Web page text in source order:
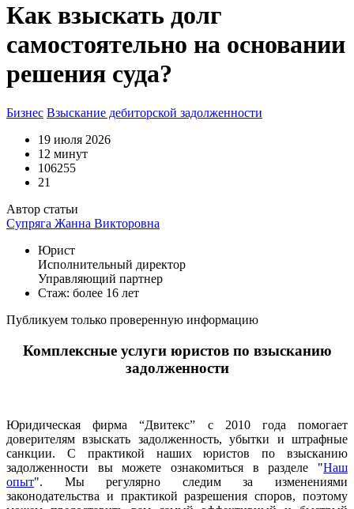
Как взыскать долг
самостоятельно на основании
решения суда?
Бизнес Взыскание дебиторской задолженности
19 июля 2026
12 минут
106255
21
Автор статьи
Супряга Жанна Викторовна
Юрист
Исполнительный директор
Управляющий партнер
Стаж: более 16 лет
Публикуем только проверенную информацию
Комплексные услуги юристов по взысканию
задолженности
Юридическая фирма “Двитекс” с 2010 года помогает
доверителям взыскать задолженность, убытки и штрафные
санкции. С практикой наших юристов по взысканию
задолженности вы можете ознакомиться в разделе "Наш
опыт". Мы регулярно следим за изменениями
законодательства и практикой разрешения споров, поэтому